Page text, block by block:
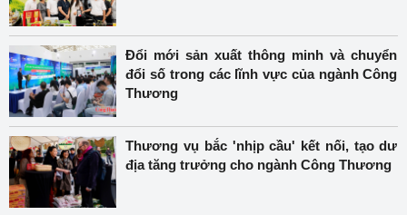
Đổi mới sản xuất thông minh và chuyển
đổi số trong các lĩnh vực của ngành Công
Thương
Thương vụ bắc 'nhịp cầu' kết nối, tạo dư
địa tăng trưởng cho ngành Công Thương